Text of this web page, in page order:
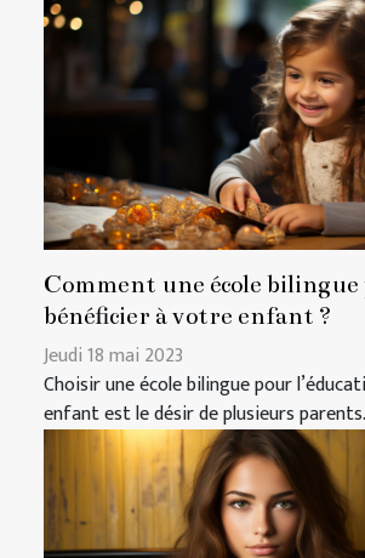
Comment une école
bénéficier à votre enfant ?
Jeudi 18 mai 2023
Choisir une école bilingue pour
enfant est le désir de plusieurs